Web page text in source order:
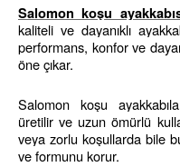
Salomon koşu
kaliteli ve dayanıklı
performans, konfor ve
öne çıkar.
Salomon koşu
üretilir ve uzun ömürlü
veya zorlu koşullarda bile
ve formunu korur.